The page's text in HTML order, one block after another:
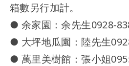
箱數另行加計。
● 余家園：余先生0928-
● 大坪地瓜園：陸先生
● 萬里美樹館：張小姐